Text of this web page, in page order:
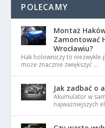
POLECAMY
Montaż
Zamontować
Wrocławiu?
Hak holowniczy to niezwykle
może znacznie zwiększyć …
Jak zadbać o
Akumulator w
najważniejszych